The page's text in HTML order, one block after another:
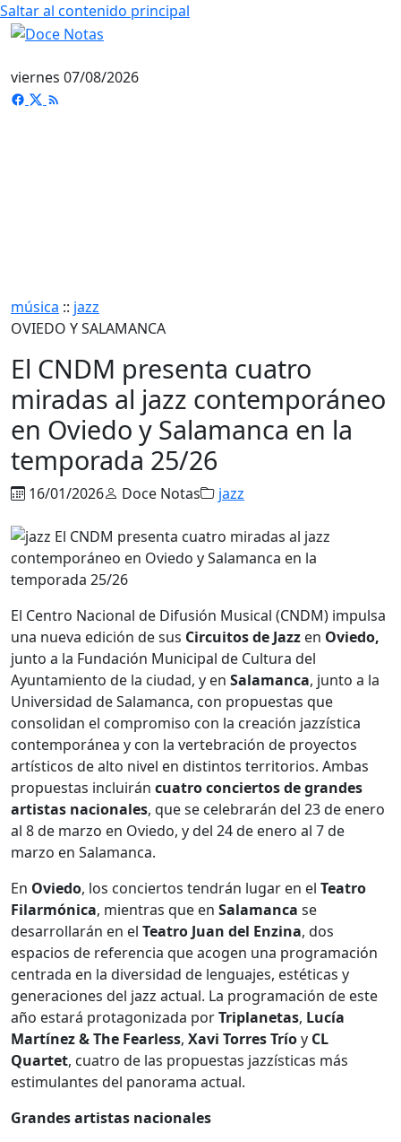
Saltar al contenido principal
viernes 07/08/2026
música :: jazz
OVIEDO Y SALAMANCA
El CNDM presenta cuatro
miradas al jazz contemporáneo
en Oviedo y Salamanca en la
temporada 25/26
16/01/2026 Doce Notas jazz
El Centro Nacional de Difusión Musical (CNDM) impulsa
una nueva edición de sus Circuitos de Jazz en Oviedo,
junto a la Fundación Municipal de Cultura del
Ayuntamiento de la ciudad, y en Salamanca, junto a la
Universidad de Salamanca, con propuestas que
consolidan el compromiso con la creación jazzística
contemporánea y con la vertebración de proyectos
artísticos de alto nivel en distintos territorios. Ambas
propuestas incluirán cuatro conciertos de grandes
artistas nacionales, que se celebrarán del 23 de enero
al 8 de marzo en Oviedo, y del 24 de enero al 7 de
marzo en Salamanca.
En Oviedo, los conciertos tendrán lugar en el Teatro
Filarmónica, mientras que en Salamanca se
desarrollarán en el Teatro Juan del Enzina, dos
espacios de referencia que acogen una programación
centrada en la diversidad de lenguajes, estéticas y
generaciones del jazz actual. La programación de este
año estará protagonizada porTriplanetas, Lucía
Martínez & The Fearless, Xavi Torres Tríoy CL
Quartet, cuatro de las propuestas jazzísticas más
estimulantes del panorama actual.
Grandes artistas nacionales